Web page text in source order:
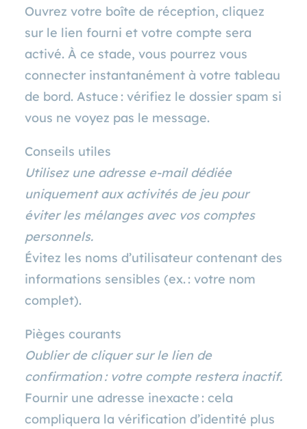
Ouvrez votre boîte de réception, cliquez
sur le lien fourni et votre compte sera
activé. À ce stade, vous pourrez vous
connecter instantanément à votre tableau
de bord. Astuce : vérifiez le dossier spam si
vous ne voyez pas le message.
Conseils utiles
Utilisez une adresse e‑mail dédiée
uniquement aux activités de jeu pour
éviter les mélanges avec vos comptes
personnels.
Évitez les noms d’utilisateur contenant des
informations sensibles (ex. : votre nom
complet).
Pièges courants
Oublier de cliquer sur le lien de
confirmation : votre compte restera inactif.
Fournir une adresse inexacte : cela
compliquera la vérification d’identité plus